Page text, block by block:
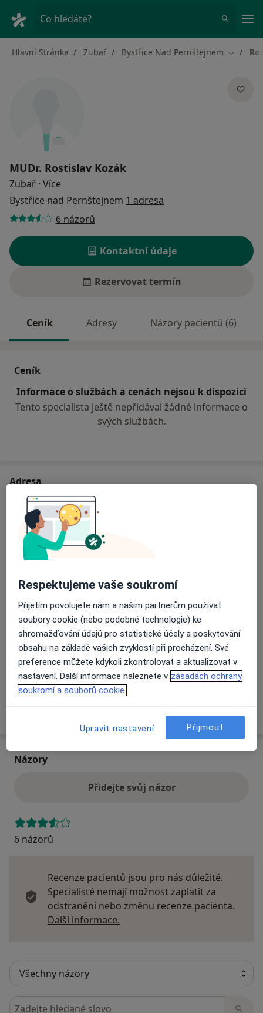
Co hledáte?
Hlavní Stránka Zubař Bystřice Nad Pernštejnem Změna
MUDr. Rostislav Kozák
Zubař · Více
Bystřice nad Pernštejnem 1 adresa
6 názorů
Kontaktní údaje
Rezervovat termín
Ceník Adresy Názory pacientů (6)
Ceník
Informace o službách a cenách nejsou k dispozici
Tento specialista ještě nepřidával žádné informace o
svých službách.
Adresa
Praktický zubní lékař
Zahradní 271,
Dostupnost
Co mám v takové situaci udělat?
Způsoby platby (soukromé návštěvy)
Na teto adrese lékař přijímá pacienty na pojišťovnu
Detaily
o adrese
Názory
Přidejte svůj názor
6 názorů
Recenze pacientů jsou pro nás důležité.
Specialisté nemají možnost zaplatit za
odstranění nebo změnu recenze pacienta.
Další informace.
Hledejte v názorech
Respektujeme vaše soukromí
Přijetím povolujete nám a našim partnerům používat
soubory cookie (nebo podobné technologie) ke
shromažďování údajů pro statistické účely a poskytování
obsahu na základě vašich zvyklostí při procházení. Své
preference můžete kdykoli zkontrolovat a aktualizovat v
nastavení. Další informace naleznete v zásadách ochrany
soukromí a souborů cookie.
Upravit nastavení Přijmout